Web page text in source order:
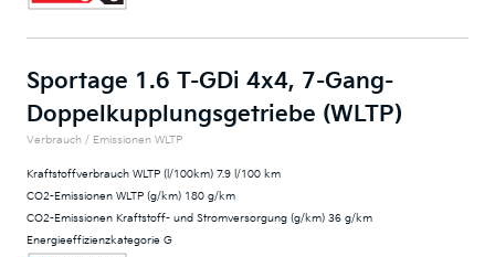
Sportage 1.6 T-GDi 4x4, 7-Gang-
Doppelkupplungsgetriebe (WLTP)
Verbrauch / Emissionen WLTP
Kraftstoffverbrauch WLTP (l/100km) 7.9 l/100 km
CO2-Emissionen WLTP (g/km) 180 g/km
CO2-Emissionen Kraftstoff- und Stromversorgung (g/km) 36 g/km
Energieeffizienzkategorie G